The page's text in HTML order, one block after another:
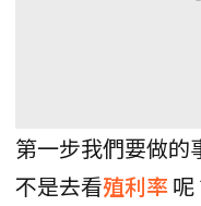
第一步我們要做的
不是去看殖利率